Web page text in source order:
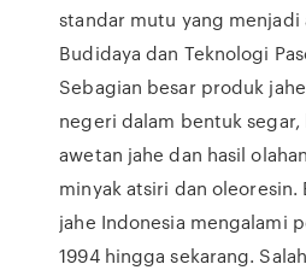
standar mutu yang menjadi
Budidaya dan Teknologi
Sebagian besar produk
negeri dalam bentuk
awetan jahe dan hasil
minyak atsiri dan oleoresin.
jahe Indonesia mengalami
1994 hingga sekarang.